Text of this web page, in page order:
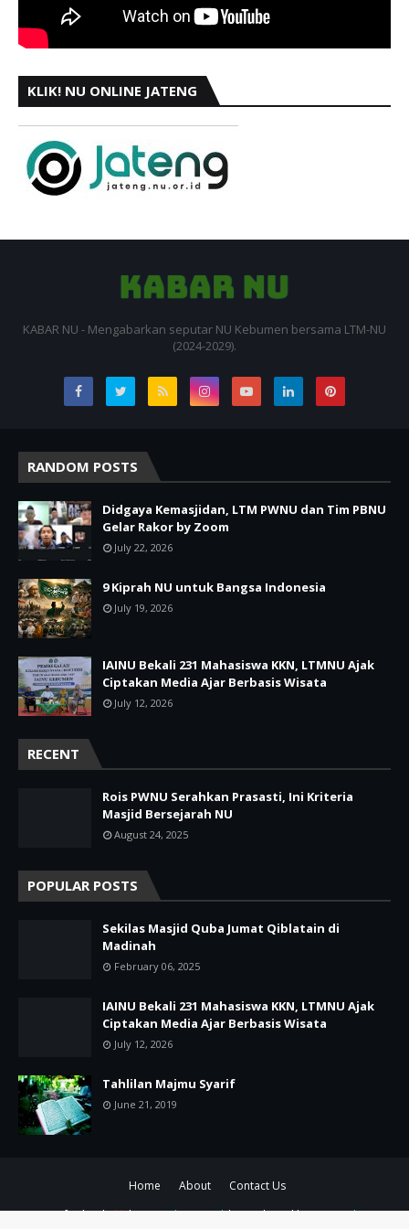
KLIK! NU ONLINE JATENG
KABAR NU - Mengabarkan seputar NU Kebumen bersama LTM-NU
(2024-2029).
RANDOM POSTS
Didgaya Kemasjidan, LTM PWNU dan Tim PBNU
Gelar Rakor by Zoom
July 22, 2026
9 Kiprah NU untuk Bangsa Indonesia
July 19, 2026
IAINU Bekali 231 Mahasiswa KKN, LTMNU Ajak
Ciptakan Media Ajar Berbasis Wisata
July 12, 2026
RECENT
Rois PWNU Serahkan Prasasti, Ini Kriteria
Masjid Bersejarah NU
August 24, 2025
POPULAR POSTS
Sekilas Masjid Quba Jumat Qiblatain di
Madinah
February 06, 2025
IAINU Bekali 231 Mahasiswa KKN, LTMNU Ajak
Ciptakan Media Ajar Berbasis Wisata
July 12, 2026
Tahlilan Majmu Syarif
June 21, 2019
Home About
Contact Us
Crafted with
byTemplatesYard| Distributed byGooyaabi